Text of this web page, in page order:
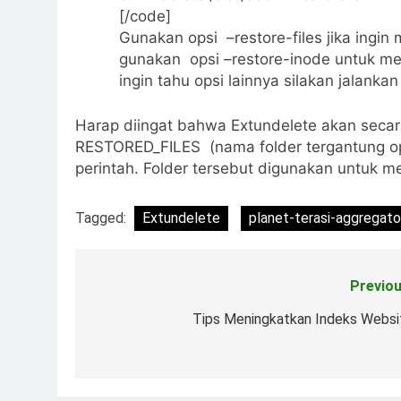
[/code]
Gunakan opsi –restore-files jika ingin
gunakan opsi –restore-inode untuk
ingin tahu opsi lainnya silakan
Harap diingat bahwa Extundelete akan
RESTORED_FILES (nama folder
perintah. Folder tersebut digunakan untuk
Tagged: Extundelete planet-terasi-
Tips Meningkatkan Indeks